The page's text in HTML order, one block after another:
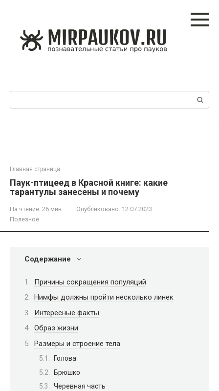
Главная страница
Паук-птицеед в Красной книге: какие
тарантулы занесены и почему
На чтение: 26 мин Опубликовано: 12.07.2023
Полезное
Содержание
Причины сокращения популяций
Нимфы должны пройти несколько линек
Интересные факты
Образ жизни
Размеры и строение тела
Голова
Брюшко
Черевная часть